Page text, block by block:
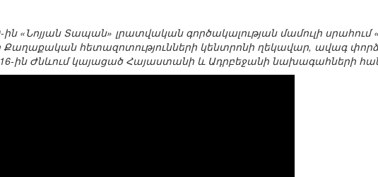
ին «Նոյյան Տապան» լրատվական գործակալության մամուլի սրահում
հետազոտությունների կենտրոնի ղեկավար, ավագ
ին Ժնևում կայացած Հայաստանի և Ադրբեջանի նախագահների